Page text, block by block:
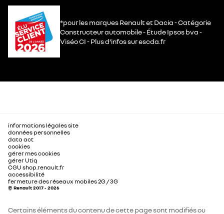
*pour les marques Renault et Dacia - Catégorie
Constructeur automobile - Étude Ipsos bva -
Viséo CI - Plus d’infos sur escda.fr
informations légales site
données personnelles
data act
cookies
gérer mes cookies
gérer Utiq
CGU shop.renault.fr
accessibilité
fermeture des réseaux mobiles 2G / 3G
© Renault 2017 - 2026
Certains éléments du contenu de cette page sont modifiés ou